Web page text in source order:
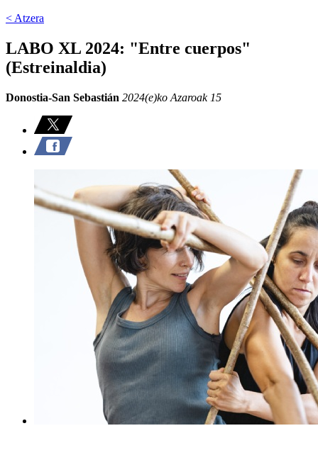
< Atzera
LABO XL 2024: "Entre cuerpos"
(Estreinaldia)
Donostia-San Sebastián 2024(e)ko Azaroak 15